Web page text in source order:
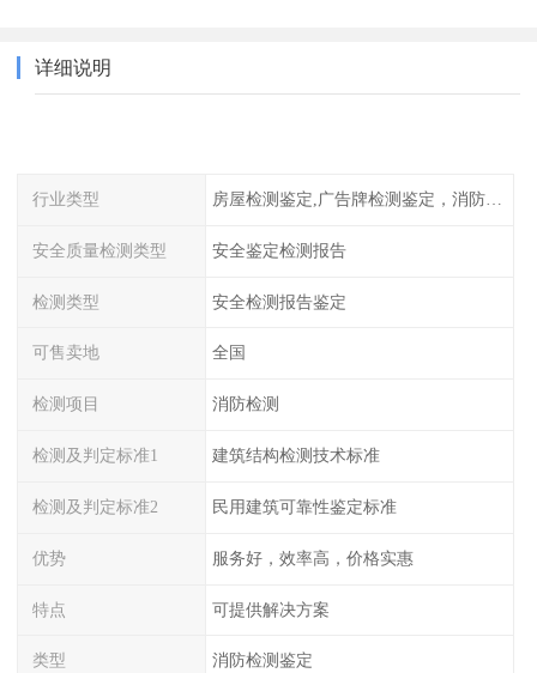
详细说明
行业类型 房屋检测鉴定,广告牌检测鉴定，消防检测
安全质量检测类型 安全鉴定检测报告
检测类型 安全检测报告鉴定
可售卖地 全国
检测项目 消防检测
检测及判定标准1 建筑结构检测技术标准
检测及判定标准2 民用建筑可靠性鉴定标准
优势 服务好，效率高，价格实惠
特点 可提供解决方案
类型 消防检测鉴定